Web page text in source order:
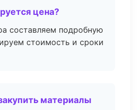
цена?
составляем подробную
стоимость и сроки
материалы